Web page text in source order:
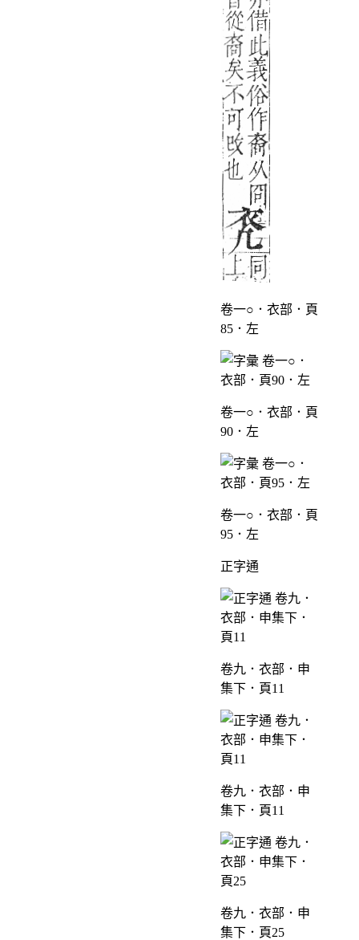
卷一○．衣部．頁
85．左
卷一○．衣部．頁
90．左
卷一○．衣部．頁
95．左
正字通
卷九．衣部．申
集下．頁11
卷九．衣部．申
集下．頁11
卷九．衣部．申
集下．頁25